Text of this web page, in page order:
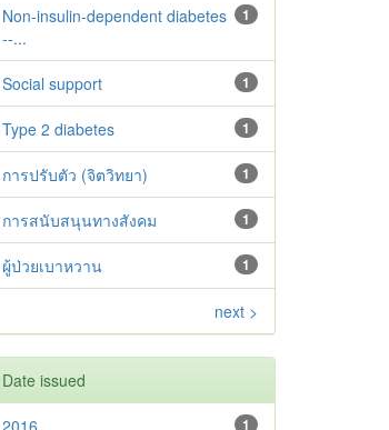
1
Non-insulin-dependent diabetes
--...
1
Social support
1
Type 2 diabetes‬‬‬‬‬‬
1
การปรับตัว (จิตวิทยา)
1
การสนับสนุนทางสังคม
1
ผู้ป่วยเบาหวาน
next >
Date issued
1
2016